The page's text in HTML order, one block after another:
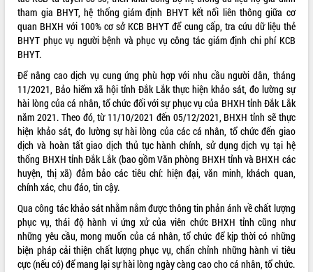
tham gia BHYT, hệ thống giám định BHYT kết nối liên thông giữa cơ
quan BHXH với 100% cơ sở KCB BHYT để cung cấp, tra cứu dữ liệu thẻ
BHYT phục vụ người bệnh và phục vụ công tác giám định chi phí KCB
BHYT.
Để nâng cao dịch vụ cung ứng phù hợp với nhu cầu người dân, tháng
11/2021, Bảo hiểm xã hội tỉnh Đắk Lắk thực hiện khảo sát, đo lường sự
hài lòng của cá nhân, tổ chức đối với sự phục vụ của BHXH tỉnh Đắk Lắk
năm 2021. Theo đó, từ 11/10/2021 đến 05/12/2021, BHXH tỉnh sẽ thực
hiện khảo sát, đo lường sự hài lòng của các cá nhân, tổ chức đến giao
dịch và hoàn tất giao dịch thủ tục hành chính, sử dụng dịch vụ tại hệ
thống BHXH tỉnh Đắk Lắk (bao gồm Văn phòng BHXH tỉnh và BHXH các
huyện, thị xã) đảm bảo các tiêu chí: hiện đại, văn minh, khách quan,
chính xác, chu đáo, tin cậy.
Qua công tác khảo sát nhằm nắm được thông tin phản ánh về chất lượng
phục vụ, thái độ hành vi ứng xử của viên chức BHXH tỉnh cũng như
những yêu cầu, mong muốn của cá nhân, tổ chức để kịp thời có những
biện pháp cải thiện chất lượng phục vụ, chấn chỉnh những hành vi tiêu
cực (nếu có) để mang lại sự hài lòng ngày càng cao cho cá nhân, tổ chức.